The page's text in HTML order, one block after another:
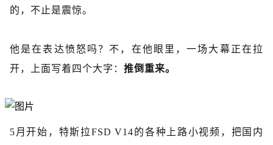
的，不止是震惊。
他是在表达愤怒吗？不，在他眼里，一场大幕正在拉
开，上面写着四个大字： 推倒重来。
5月开始，特斯拉FSD V14的各种上路小视频，把国内